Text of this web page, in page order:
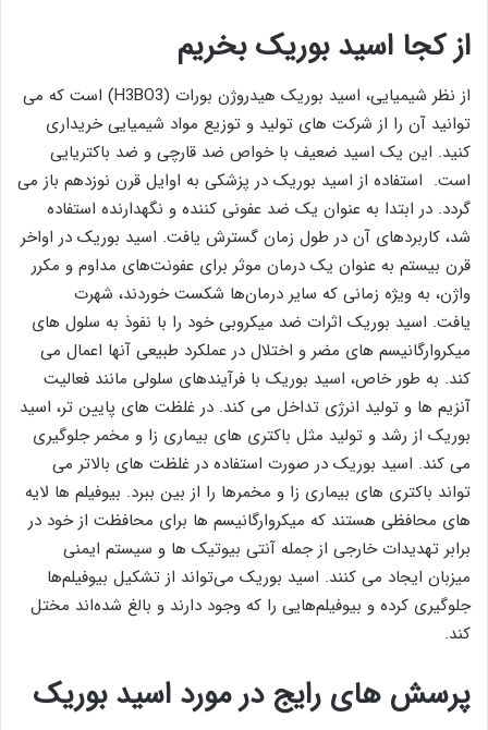
از کجا اسید بوریک بخریم
از نظر شیمیایی، اسید بوریک هیدروژن بورات (H3BO3) است که می
توانید آن را از شرکت های تولید و توزیع مواد شیمیایی خریداری
کنید. این یک اسید ضعیف با خواص ضد قارچی و ضد باکتریایی
است. استفاده از اسید بوریک در پزشکی به اوایل قرن نوزدهم باز می
گردد. در ابتدا به عنوان یک ضد عفونی کننده و نگهدارنده استفاده
شد، کاربردهای آن در طول زمان گسترش یافت. اسید بوریک در اواخر
قرن بیستم به عنوان یک درمان موثر برای عفونت‌های مداوم و مکرر
واژن، به ‌ویژه زمانی که سایر درمان‌ها شکست خوردند، شهرت
یافت. اسید بوریک اثرات ضد میکروبی خود را با نفوذ به سلول های
میکروارگانیسم های مضر و اختلال در عملکرد طبیعی آنها اعمال می
کند. به طور خاص، اسید بوریک با فرآیندهای سلولی مانند فعالیت
آنزیم ها و تولید انرژی تداخل می کند. در غلظت های پایین تر، اسید
بوریک از رشد و تولید مثل باکتری های بیماری زا و مخمر جلوگیری
می کند. اسید بوریک در صورت استفاده در غلظت های بالاتر می
تواند باکتری های بیماری زا و مخمرها را از بین ببرد. بیوفیلم ها لایه
های محافظی هستند که میکروارگانیسم ها برای محافظت از خود در
برابر تهدیدات خارجی از جمله آنتی بیوتیک ها و سیستم ایمنی
میزبان ایجاد می کنند. اسید بوریک می‌تواند از تشکیل بیوفیلم‌ها
جلوگیری کرده و بیوفیلم‌هایی را که وجود دارند و بالغ شده‌اند مختل
کند.
پرسش های رایج در مورد اسید بوریک